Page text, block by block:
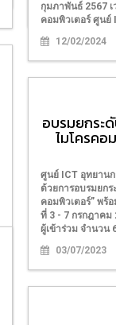
12/07/2024
กุมภาพันธ์ 2567
คอมพิวเตอร์ ศูนย์
12/02/2024
อบรมยกระ
ไมโครค
ศูนย์ ICT อุทยานก
ด้วยการอบรมยก
คอมพิวเตอร์” พร้
ที่ 3 - 7 กรกฎาคม
ผู้เข้าร่วม จำนวน
03/07/2023